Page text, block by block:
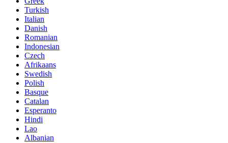
Turkish
Italian
Danish
Romanian
Indonesian
Czech
Afrikaans
Swedish
Polish
Basque
Catalan
Esperanto
Hindi
Lao
Albanian